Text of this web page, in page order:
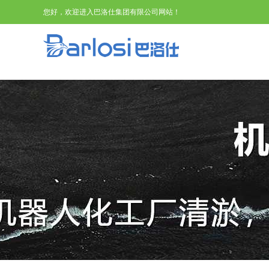
您好，欢迎进入巴洛仕集团有限公司网站！